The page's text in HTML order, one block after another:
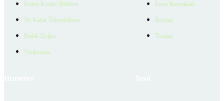
Konut Kredisi Rehberi
Ne Kadar Ödeyebilirim
Emlak Değeri
Verilerimiz
İnsan Kaynakları
İletişim
Yardım